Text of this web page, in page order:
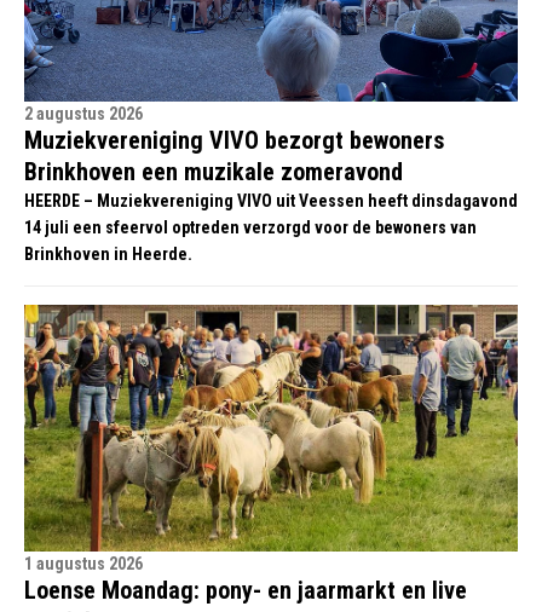
2 augustus 2026
Muziekvereniging VIVO bezorgt bewoners
Brinkhoven een muzikale zomeravond
HEERDE – Muziekvereniging VIVO uit Veessen heeft dinsdagavond
14 juli een sfeervol optreden verzorgd voor de bewoners van
Brinkhoven in Heerde.
1 augustus 2026
Loense Moandag: pony- en jaarmarkt en live